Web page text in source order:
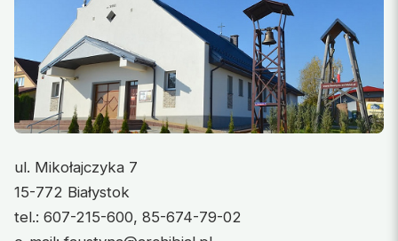
ul. Mikołajczyka 7
15-772 Białystok
tel.: 607-215-600, 85-674-79-02